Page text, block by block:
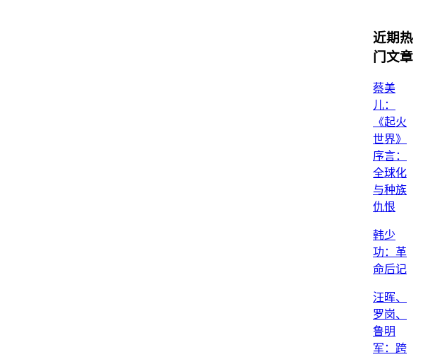
近期热
门文章
蔡美
儿：
《起火
世界》
序言：
全球化
与种族
仇恨
韩少
功：革
命后记
汪晖、
罗岗、
鲁明
军：跨